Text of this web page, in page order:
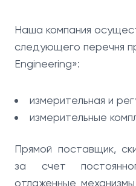
Наша компания
следующего перечня
Engineering»:
измерительная и
измерительные
Прямой поставщик,
за счет
отлаженные